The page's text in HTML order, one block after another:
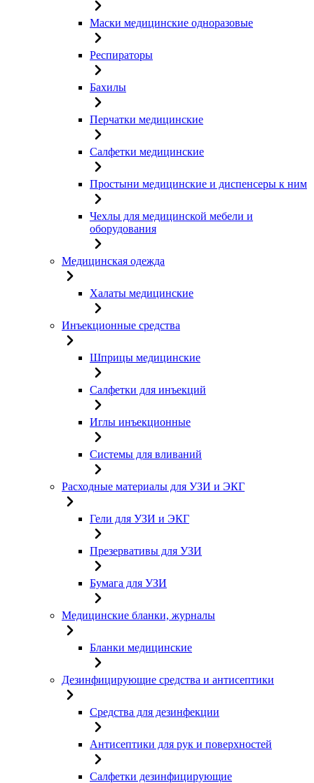
Маски медицинские одноразовые
Респираторы
Бахилы
Перчатки медицинские
Салфетки медицинские
Простыни медицинские и диспенсеры к ним
Чехлы для медицинской мебели и
оборудования
Медицинская одежда
Халаты медицинские
Инъекционные средства
Шприцы медицинские
Салфетки для инъекций
Иглы инъекционные
Системы для вливаний
Расходные материалы для УЗИ и ЭКГ
Гели для УЗИ и ЭКГ
Презервативы для УЗИ
Бумага для УЗИ
Медицинские бланки, журналы
Бланки медицинские
Дезинфицирующие средства и антисептики
Средства для дезинфекции
Антисептики для рук и поверхностей
Салфетки дезинфицирующие